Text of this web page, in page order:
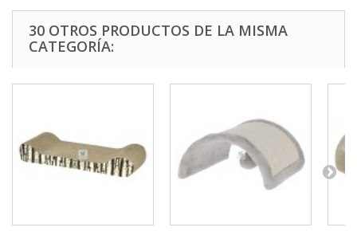
30 OTROS PRODUCTOS DE LA MISMA
CATEGORÍA: